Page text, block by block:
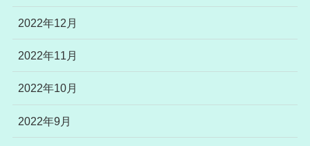
2022年12月
2022年11月
2022年10月
2022年9月